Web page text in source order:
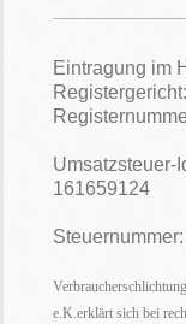
Eintragung im
Umsatzsteuer-
161659124
e.K.erklärt sich bei